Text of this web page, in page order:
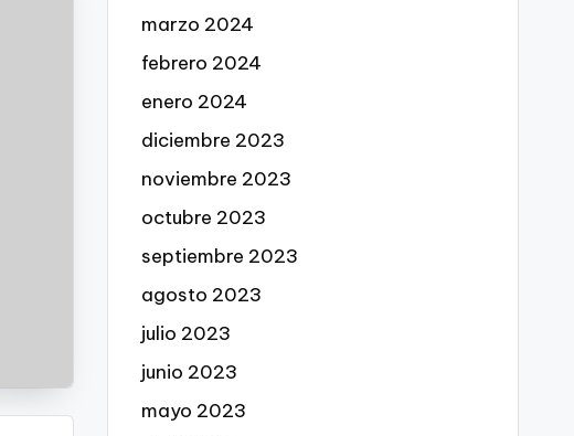
marzo 2024
febrero 2024
enero 2024
diciembre 2023
noviembre 2023
octubre 2023
septiembre 2023
agosto 2023
julio 2023
junio 2023
mayo 2023